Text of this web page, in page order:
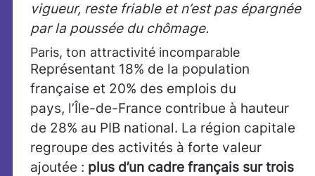
vigueur, reste friable et n’est pas épargnée
par la poussée du chômage.
Paris, ton attractivité incomparable
Représentant 18% de la population
française et 20% des emplois du
pays, l’Île-de-France contribue à hauteur
de 28% au PIB national. La région capitale
regroupe des activités à forte valeur
ajoutée : plus d’un cadre français sur trois